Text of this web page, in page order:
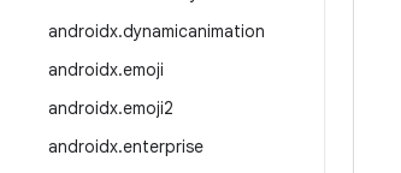
androidx.dynamicanimation
androidx.emoji
androidx.emoji2
androidx.enterprise